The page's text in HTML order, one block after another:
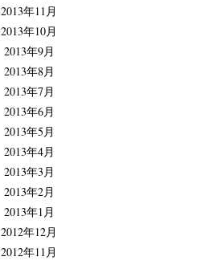
2013年11月
2013年10月
2013年9月
2013年8月
2013年7月
2013年6月
2013年5月
2013年4月
2013年3月
2013年2月
2013年1月
2012年12月
2012年11月